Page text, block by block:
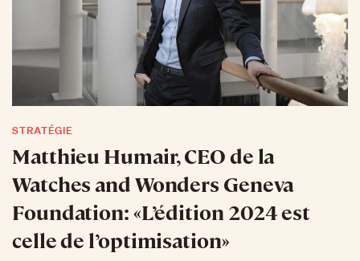
Matthieu Humair, CEO de la
Watches and Wonders Geneva
Foundation: «L’édition 2024 est
celle de l’optimisation»
Huit marques de plus ont signé cette année pour
être à Watches and Wonders Geneva, l’événement
que Matthieu Humair, CEO de la fondation qui en
chapeaute l’organisation, veut encore voir grandir